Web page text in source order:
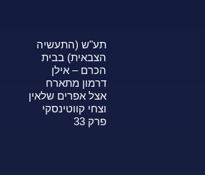
תע"ש (התעשיה
הצבאית) בבית
הכרם – אילן
דרמון מתארח
אצל אפרים שלאין
וצחי קווטינסקי
פרק 33